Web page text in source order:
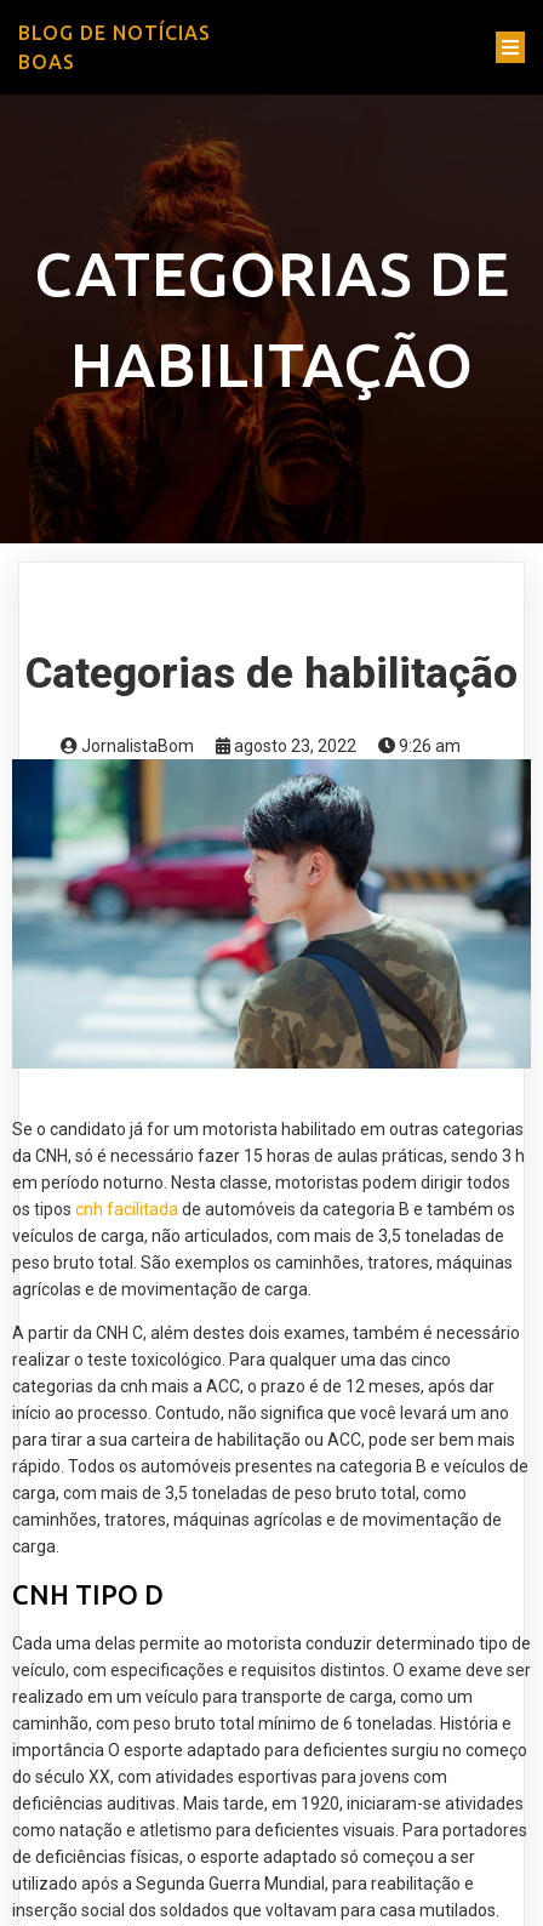
BLOG DE NOTÍCIAS
BOAS
CATEGORIAS DE
HABILITAÇÃO
Categorias de habilitação
JornalistaBom agosto 23, 2022 9:26 am
Se o candidato já for um motorista habilitado em outras categorias
da CNH, só é necessário fazer 15 horas de aulas práticas, sendo 3 h
em período noturno. Nesta classe, motoristas podem dirigir todos
os tipos cnh facilitada de automóveis da categoria B e também os
veículos de carga, não articulados, com mais de 3,5 toneladas de
peso bruto total. São exemplos os caminhões, tratores, máquinas
agrícolas e de movimentação de carga.
A partir da CNH C, além destes dois exames, também é necessário
realizar o teste toxicológico. Para qualquer uma das cinco
categorias da cnh mais a ACC, o prazo é de 12 meses, após dar
início ao processo. Contudo, não significa que você levará um ano
para tirar a sua carteira de habilitação ou ACC, pode ser bem mais
rápido. Todos os automóveis presentes na categoria B e veículos de
carga, com mais de 3,5 toneladas de peso bruto total, como
caminhões, tratores, máquinas agrícolas e de movimentação de
carga.
CNH TIPO D
Cada uma delas permite ao motorista conduzir determinado tipo de
veículo, com especificações e requisitos distintos. O exame deve ser
realizado em um veículo para transporte de carga, como um
caminhão, com peso bruto total mínimo de 6 toneladas. História e
importância O esporte adaptado para deficientes surgiu no começo
do século XX, com atividades esportivas para jovens com
deficiências auditivas. Mais tarde, em 1920, iniciaram-se atividades
como natação e atletismo para deficientes visuais. Para portadores
de deficiências físicas, o esporte adaptado só começou a ser
utilizado após a Segunda Guerra Mundial, para reabilitação e
inserção social dos soldados que voltavam para casa mutilados.